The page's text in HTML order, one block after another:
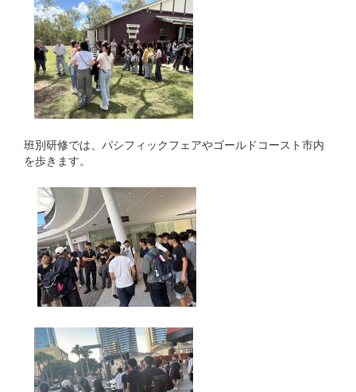
班別研修では、パシフィックフェアやゴールドコースト市内
を歩きます。